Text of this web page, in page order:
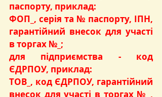
паспорту, приклад:
ФОП_, серія та № паспорту, ІПН,
гарантійний внесок для участі
в торгах №_;
для підприємства - код
ЄДРПОУ, приклад:
ТОВ_, код ЄДРПОУ, гарантійний
внесок для участі в торгах №_,